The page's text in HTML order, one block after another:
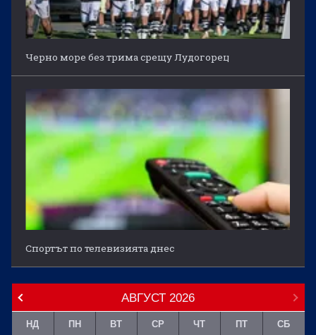
Черно море без трима срещу Лудогорец
Спортът по телевизията днес
АВГУСТ 2026
НД ПН ВТ СР ЧТ ПТ СБ